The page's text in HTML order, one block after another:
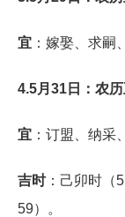
宜 ：嫁娶、求嗣
4.5月31日：农
宜 ：订盟、纳采
吉时：己卯时（
59）。